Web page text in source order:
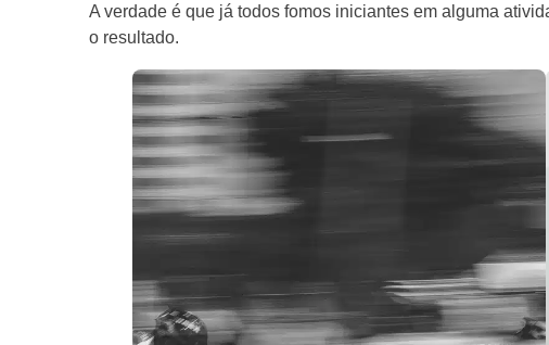
A verdade é que já todos fomos iniciantes em alguma
o resultado.